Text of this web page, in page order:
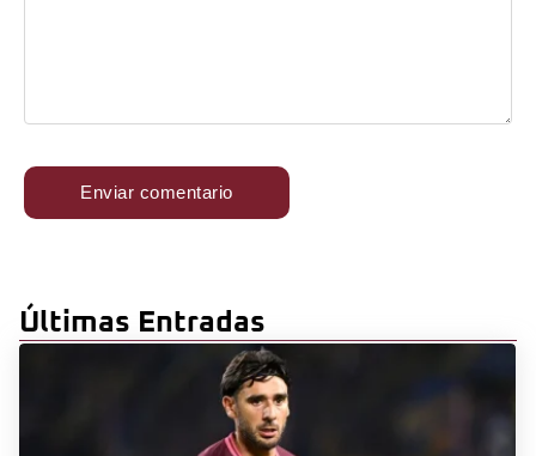
Últimas Entradas